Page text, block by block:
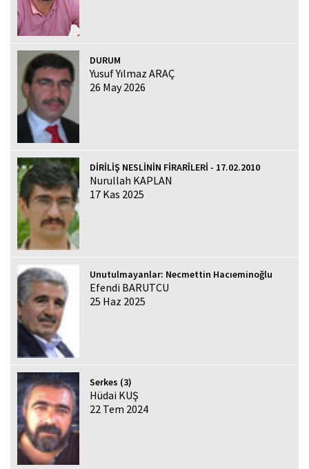
DURUM
Yusuf Yılmaz ARAÇ
26 May 2026
DİRİLİŞ NESLİNİN FİRARÎLERİ - 17.02.2010
Nurullah KAPLAN
17 Kas 2025
Unutulmayanlar: Necmettin Hacıeminoğlu
Efendi BARUTCU
25 Haz 2025
Serkes (3)
Hüdai KUŞ
22 Tem 2024